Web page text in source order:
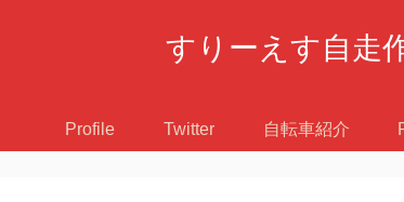
すりーえす自走
Profile Twitter 自転車紹介